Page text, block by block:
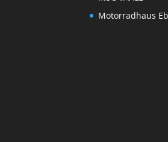
Motorradhaus